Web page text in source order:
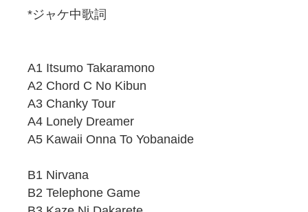
*ジャケ中歌詞
A1 Itsumo Takaramono
A2 Chord C No Kibun
A3 Chanky Tour
A4 Lonely Dreamer
A5 Kawaii Onna To Yobanaide
B1 Nirvana
B2 Telephone Game